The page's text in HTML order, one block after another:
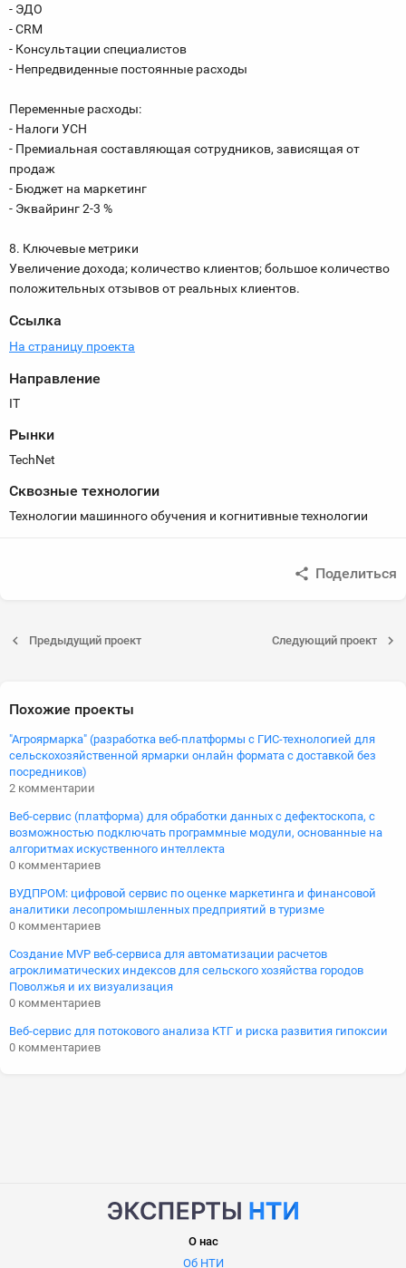
- ЭДО
- CRM
- Консультации специалистов
- Непредвиденные постоянные расходы
Переменные расходы:
- Налоги УСН
- Премиальная составляющая сотрудников, зависящая от
продаж
- Бюджет на маркетинг
- Эквайринг 2-3 %
8. Ключевые метрики
Увеличение дохода; количество клиентов; большое количество
положительных отзывов от реальных клиентов.
Ссылка
На страницу проекта
Направление
IT
Рынки
TechNet
Сквозные технологии
Технологии машинного обучения и когнитивные технологии
Поделиться
Предыдущий проект Следующий проект
Похожие проекты
"Агроярмарка" (разработка веб-платформы с ГИС-технологией для
сельскохозяйственной ярмарки онлайн формата с доставкой без
посредников)
2 комментарии
Веб-сервис (платформа) для обработки данных с дефектоскопа, с
возможностью подключать программные модули, основанные на
алгоритмах искуственного интеллекта
0 комментариев
ВУДПРОМ: цифровой сервис по оценке маркетинга и финансовой
аналитики лесопромышленных предприятий в туризме
0 комментариев
Создание MVP веб-сервиса для автоматизации расчетов
агроклиматических индексов для сельского хозяйства городов
Поволжья и их визуализация
0 комментариев
Веб-сервис для потокового анализа КТГ и риска развития гипоксии
0 комментариев
О нас
Об НТИ